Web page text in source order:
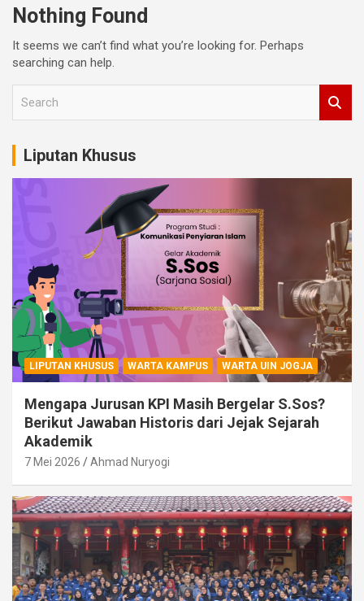
Nothing Found
It seems we can’t find what you’re looking for. Perhaps
searching can help.
r
h
Liputan Khusus
LIPUTAN KHUSUS WARTA KAMPUS WARTA UIN JOGJA
Mengapa Jurusan KPI Masih Bergelar S.Sos?
Berikut Jawaban Historis dari Jejak Sejarah
Akademik
7 Mei 2026 Ahmad Nuryogi